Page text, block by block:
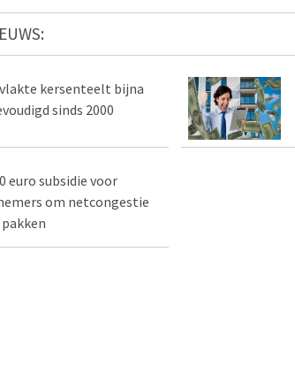
kersenteelt bijna
sinds 2000
euro subsidie voor
om netcongestie